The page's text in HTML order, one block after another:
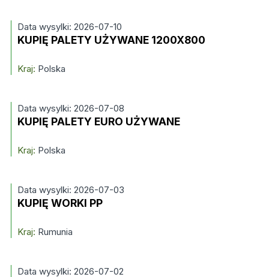
Data wysylki: 2026-07-10
KUPIĘ PALETY UŻYWANE 1200X800
Kraj: Polska
Data wysylki: 2026-07-08
KUPIĘ PALETY EURO UŻYWANE
Kraj: Polska
Data wysylki: 2026-07-03
KUPIĘ WORKI PP
Kraj: Rumunia
Data wysylki: 2026-07-02